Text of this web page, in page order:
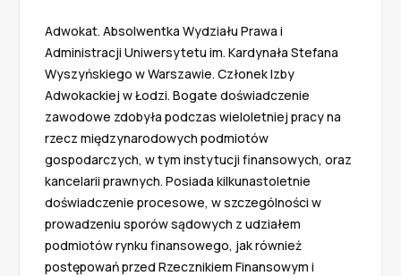
Adwokat. Absolwentka Wydziału Prawa i
Administracji Uniwersytetu im. Kardynała Stefana
Wyszyńskiego w Warszawie. Członek Izby
Adwokackiej w Łodzi. Bogate doświadczenie
zawodowe zdobyła podczas wieloletniej pracy na
rzecz międzynarodowych podmiotów
gospodarczych, w tym instytucji finansowych, oraz
kancelarii prawnych. Posiada kilkunastoletnie
doświadczenie procesowe, w szczególności w
prowadzeniu sporów sądowych z udziałem
podmiotów rynku finansowego, jak również
postępowań przed Rzecznikiem Finansowym i